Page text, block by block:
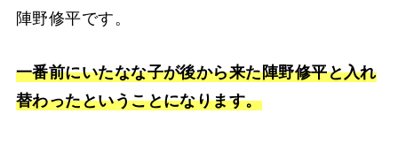
陣野修平です。
一番前にいたなな子が後から来た陣野修平と入れ
替わったということになります。